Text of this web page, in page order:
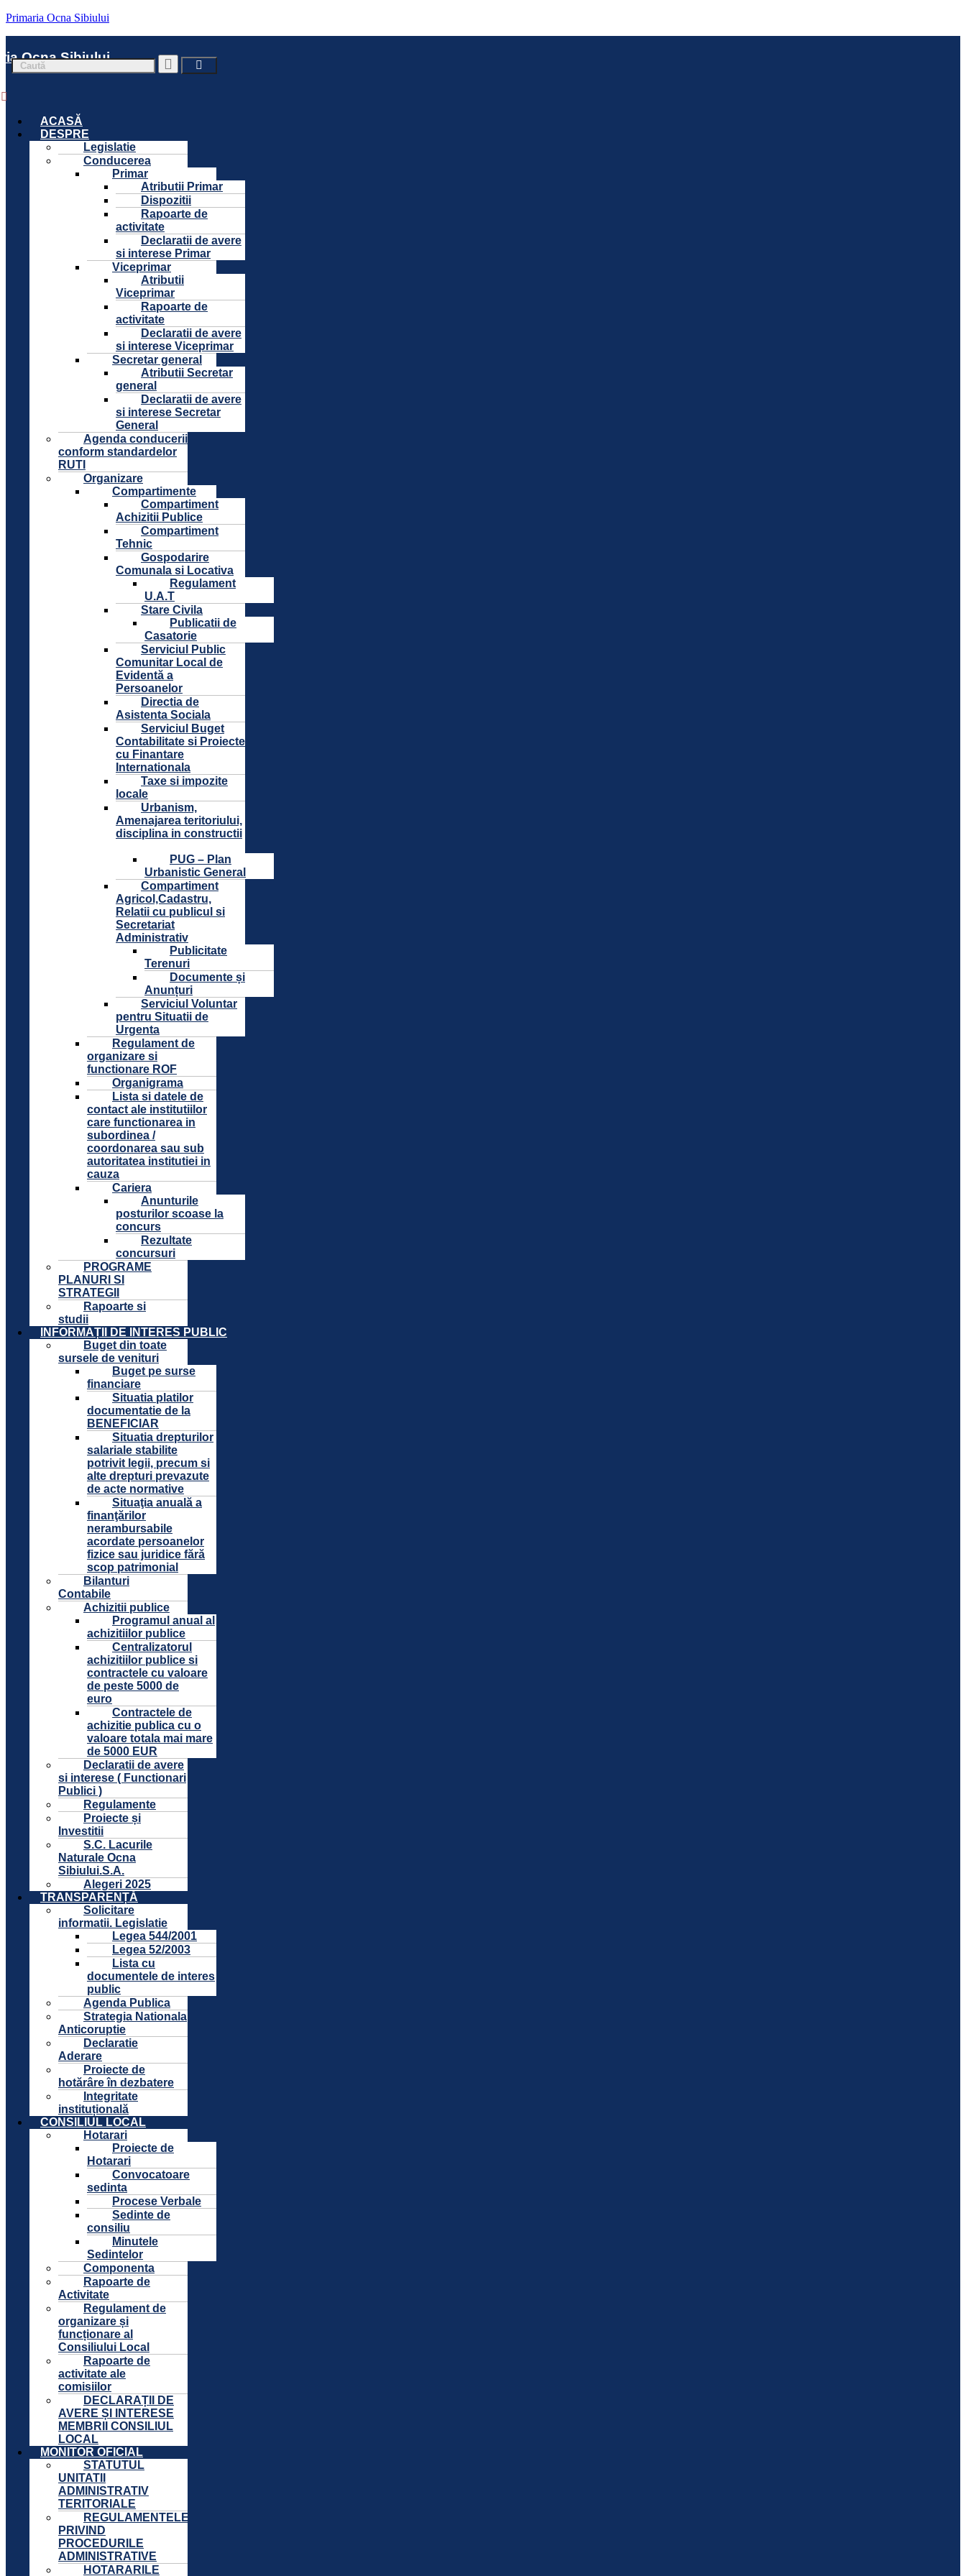
Primaria Ocna Sibiului
Ocna Sibiului
Menu
ACASĂ
DESPRE
Legislatie
Conducerea
Primar
Atributii Primar
Dispozitii
Rapoarte de
activitate
Declaratii de avere
si interese Primar
Viceprimar
Atributii
Viceprimar
Rapoarte de
activitate
Declaratii de avere
si interese Viceprimar
Secretar general
Atributii Secretar
general
Declaratii de avere
si interese Secretar
General
Agenda conducerii
conform standardelor
RUTI
Organizare
Compartimente
Compartiment
Achizitii Publice
Compartiment
Tehnic
Gospodarire
Comunala si Locativa
Regulament
U.A.T
Stare Civila
Publicatii de
Casatorie
Serviciul Public
Comunitar Local de
Evidentă a
Persoanelor
Directia de
Asistenta Sociala
Serviciul Buget
Contabilitate si Proiecte
cu Finantare
Internationala
Taxe si impozite
locale
Urbanism,
Amenajarea teritoriului,
disciplina in constructii
PUG – Plan
Urbanistic General
Compartiment
Agricol,Cadastru,
Relatii cu publicul si
Secretariat
Administrativ
Publicitate
Terenuri
Documente și
Anunțuri
Serviciul Voluntar
pentru Situatii de
Urgenta
Regulament de
organizare si
functionare ROF
Organigrama
Lista si datele de
contact ale institutiilor
care functionarea in
subordinea /
coordonarea sau sub
autoritatea institutiei in
cauza
Cariera
Anunturile
posturilor scoase la
concurs
Rezultate
concursuri
PROGRAME
PLANURI SI
STRATEGII
Rapoarte si
studii
INFORMAȚII DE INTERES PUBLIC
Buget din toate
sursele de venituri
Buget pe surse
financiare
Situatia platilor
documentatie de la
BENEFICIAR
Situatia drepturilor
salariale stabilite
potrivit legii, precum si
alte drepturi prevazute
de acte normative
Situaţia anuală a
finanţărilor
nerambursabile
acordate persoanelor
fizice sau juridice fără
scop patrimonial
Bilanturi
Contabile
Achizitii publice
Programul anual al
achizitiilor publice
Centralizatorul
achizitiilor publice si
contractele cu valoare
de peste 5000 de
euro
Contractele de
achizitie publica cu o
valoare totala mai mare
de 5000 EUR
Declaratii de avere
si interese ( Functionari
Publici )
Regulamente
Proiecte și
Investitii
S.C. Lacurile
Naturale Ocna
Sibiului.S.A.
Alegeri 2025
TRANSPARENȚĂ
Solicitare
informatii. Legislatie
Legea 544/2001
Legea 52/2003
Lista cu
documentele de interes
public
Agenda Publica
Strategia Nationala
Anticoruptie
Declaratie
Aderare
Proiecte de
hotărâre în dezbatere
Integritate
instituțională
CONSILIUL LOCAL
Hotarari
Proiecte de
Hotarari
Convocatoare
sedinta
Procese Verbale
Sedinte de
consiliu
Minutele
Sedintelor
Componenta
Rapoarte de
Activitate
Regulament de
organizare și
funcționare al
Consiliului Local
Rapoarte de
activitate ale
comisiilor
DECLARAȚII DE
AVERE ȘI INTERESE
MEMBRII CONSILIUL
LOCAL
MONITOR OFICIAL
STATUTUL
UNITATII
ADMINISTRATIV
TERITORIALE
REGULAMENTELE
PRIVIND
PROCEDURILE
ADMINISTRATIVE
HOTARARILE